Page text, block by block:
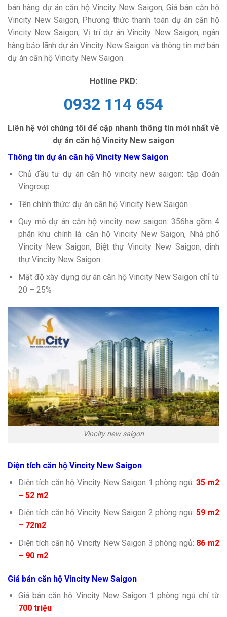
bán hàng dự án căn hộ Vincity New Saigon, Giá bán căn hộ
Vincity New Saigon, Phương thức thanh toán dự án căn hộ
Vincity New Saigon, Vị trí dự án Vincity New Saigon, ngân
hàng bảo lãnh dự án Vincity New Saigon và thông tin mở bán
dự án căn hộ Vincity New Saigon.
Hotline PKD:
0932 114 654
Liên hệ với chúng tôi để cập nhanh thông tin mới nhất về
dự án căn hộ Vincity New saigon
Thông tin dự án căn hộ Vincity New Saigon
Chủ đầu tư dự án căn hộ vincity new saigon: tập đoàn
Vingroup
Tên chính thức: dự án căn hộ Vincity New Saigon
Quy mô dự án căn hộ vincity new saigon: 356ha gồm 4
phân khu chính là: căn hộ Vincity New Saigon, Nhà phố
Vincity New Saigon, Biệt thự Vincity New Saigon, dinh
thự Vincity New Saigon
Mật độ xây dựng dự án căn hộ Vincity New Saigon chỉ từ
20 – 25%
Vincity new saigon
Diện tích căn hộ Vincity New Saigon
Diện tích căn hộ Vincity New Saigon 1 phòng ngủ:35 m2
– 52 m2
Diện tích căn hộ Vincity New Saigon 2 phòng ngủ:59 m2
– 72m2
Diện tích căn hộ Vincity New Saigon 3 phòng ngủ: 86 m2
– 90 m2
Giá bán căn hộ Vincity New Saigon
Giá bán căn hộ Vincity New Saigon 1 phòng ngủ chỉ từ
700 triệu